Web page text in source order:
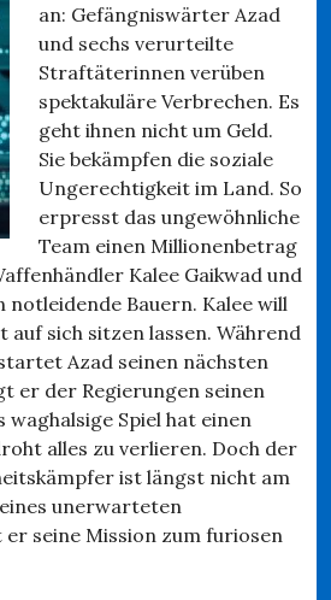
an: Gefängniswärter Azad
und sechs verurteilte
Straftäterinnen verüben
spektakuläre Verbrechen. Es
geht ihnen nicht um Geld.
Sie bekämpfen die soziale
Ungerechtigkeit im Land. So
erpresst das ungewöhnliche
Team einen Millionenbetrag
Kalee Gaikwad und
notleidende Bauern. Kalee will
auf sich sitzen lassen. Während
Azad seinen nächsten
er der Regierungen seinen
waghalsige Spiel hat einen
alles zu verlieren. Doch der
ist längst nicht am
unerwarteten
seine Mission zum furiosen